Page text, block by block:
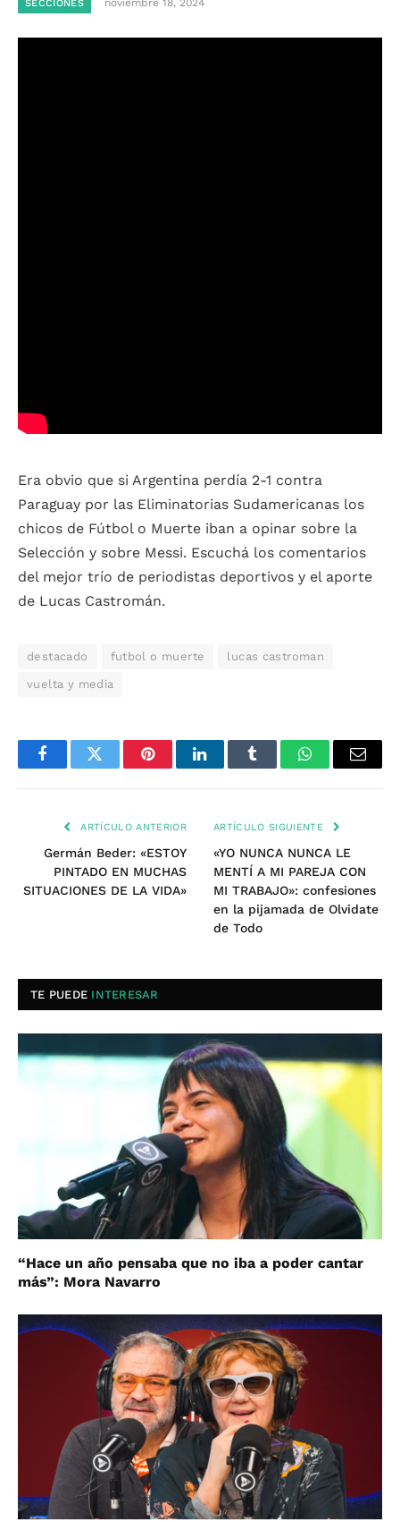
SECCIONES noviembre 18, 2024
Era obvio que si Argentina perdía 2-1 contra
Paraguay por las Eliminatorias Sudamericanas los
chicos de Fútbol o Muerte iban a opinar sobre la
Selección y sobre Messi. Escuchá los comentarios
del mejor trío de periodistas deportivos y el aporte
de Lucas Castromán.
destacado futbol o muerte lucas castroman
vuelta y media
FacebookTwitter PinterestLinkedInTumblr WhatsAppEmail
ARTÍCULO ANTERIOR
Germán Beder: «ESTOY
PINTADO EN MUCHAS
SITUACIONES DE LA VIDA»
ARTÍCULO SIGUIENTE
«YO NUNCA NUNCA LE
MENTÍ A MI PAREJA CON
MI TRABAJO»: confesiones
en la pijamada de Olvidate
de Todo
TE PUEDE INTERESAR
“Hace un año pensaba que no iba a poder cantar
más”: Mora Navarro